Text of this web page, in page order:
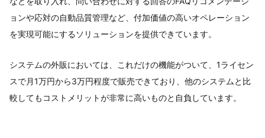
ョンや応対の自動品質管理など、付加価値の高いオペレーション
を実現可能にするソリューションを提供できています。
システムの外販においては、これだけの機能がついて、1ライセン
スで月1万円から3万円程度で販売できており、他のシステムと比
較してもコストメリットが非常に高いものと自負しています。